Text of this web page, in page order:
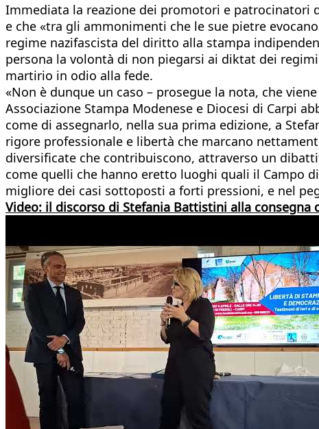
Immediata la reazione dei promotori e patrocinatori
e che «tra gli ammonimenti che le sue pietre
regime nazifascista del diritto alla stampa
persona la volontà di non piegarsi ai diktat dei
martirio in odio alla fede.
«Non è dunque un caso – prosegue la nota, che
Associazione Stampa Modenese e Diocesi di Carpi
come di assegnarlo, nella sua prima edizione, a
rigore professionale e libertà che marcano
diversificate che contribuiscono, attraverso un
come quelli che hanno eretto luoghi quali il Campo
migliore dei casi sottoposti a forti pressioni, e nel
Video: il discorso di Stefania Battistini alla consegna